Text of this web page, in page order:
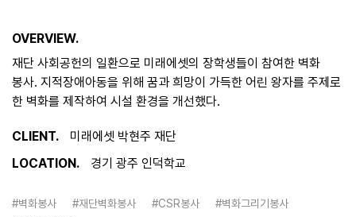
OVERVIEW.
재단 사회공헌의 일환으로 미래에셋의 장학생들이 참여한 벽화
봉사. 지적장애아동을 위해 꿈과 희망이 가득한 어린 왕자를 주제로
한 벽화를 제작하여 시설 환경을 개선했다.
CLIENT.
미래에셋 박현주 재단
LOCATION.
경기 광주 인덕학교
#벽화봉사 #재단벽화봉사 #CSR봉사
#벽화그리기봉사